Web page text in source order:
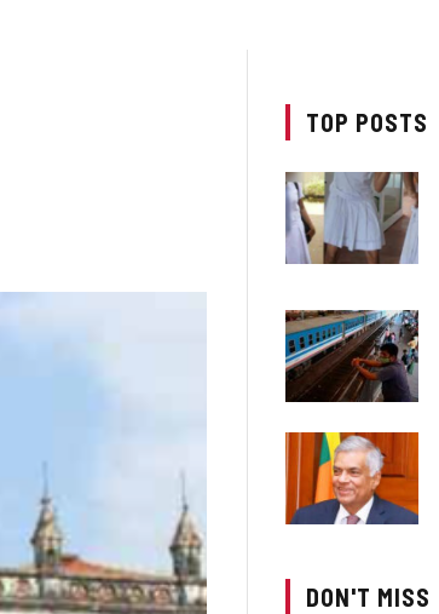
TOP POSTS
DON'T MISS